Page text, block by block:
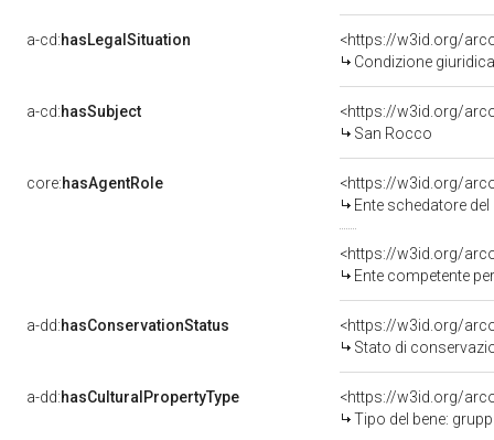
a-cd:hasLegalSituation
Condizione
a-cd:hasSubject
<https://w3id.org/
San Rocco
core:hasAgentRole
<https://w3id.org/
Ente schedatore
<https://w3id.org/
Ente competente per
a-dd:hasConservationStatus
<https://w3id.org/
Stato di
a-dd:hasCulturalPropertyType
<https://w3id.org/
Tipo del bene: